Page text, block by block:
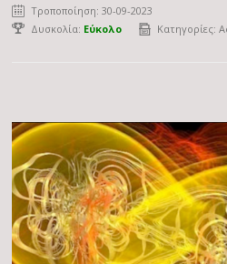
Τροποποίηση: 30-09-2023
Δυσκολία: Εύκολο Κατηγορίες: